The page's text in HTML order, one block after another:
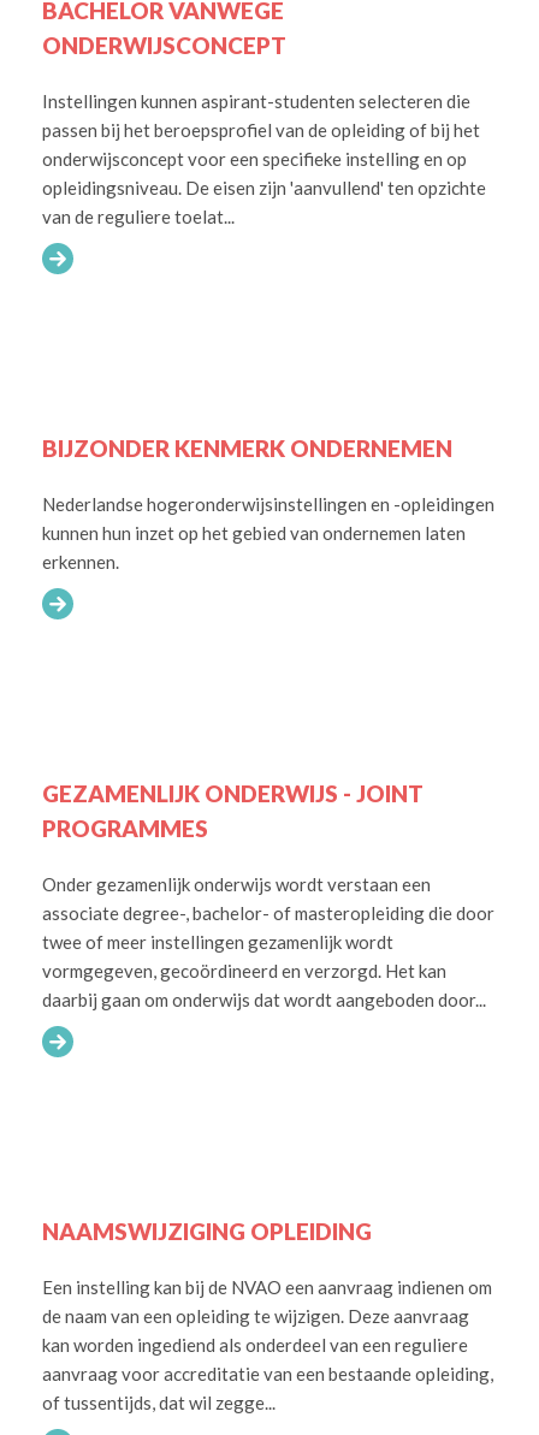
BACHELOR VANWEGE
ONDERWIJSCONCEPT
Instellingen kunnen aspirant-studenten selecteren die
passen bij het beroepsprofiel van de opleiding of bij het
onderwijsconcept voor een specifieke instelling en op
opleidingsniveau. De eisen zijn 'aanvullend' ten opzichte
van de reguliere toelat...
BIJZONDER KENMERK ONDERNEMEN
Nederlandse hogeronderwijsinstellingen en -opleidingen
kunnen hun inzet op het gebied van ondernemen laten
erkennen.
GEZAMENLIJK ONDERWIJS - JOINT
PROGRAMMES
Onder gezamenlijk onderwijs wordt verstaan een
associate degree-, bachelor- of masteropleiding die door
twee of meer instellingen gezamenlijk wordt
vormgegeven, gecoördineerd en verzorgd. Het kan
daarbij gaan om onderwijs dat wordt aangeboden door...
NAAMSWIJZIGING OPLEIDING
Een instelling kan bij de NVAO een aanvraag indienen om
de naam van een opleiding te wijzigen. Deze aanvraag
kan worden ingediend als onderdeel van een reguliere
aanvraag voor accreditatie van een bestaande opleiding,
of tussentijds, dat wil zegge...